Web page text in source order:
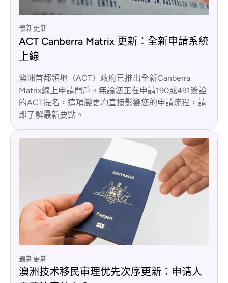
最新更新
ACT Canberra Matrix 更新：全新申請系統
上線
澳洲首都領地（ACT）政府已推出全新Canberra
Matrix線上申請門戶。無論您正在申請190或491簽證
的ACT提名，這項變更均直接影響您的申請流程，請
即了解最新要點。
最新更新
澳洲技术移民审理优先次序更新：申请人